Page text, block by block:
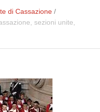
di Cassazione /
sezioni unite,